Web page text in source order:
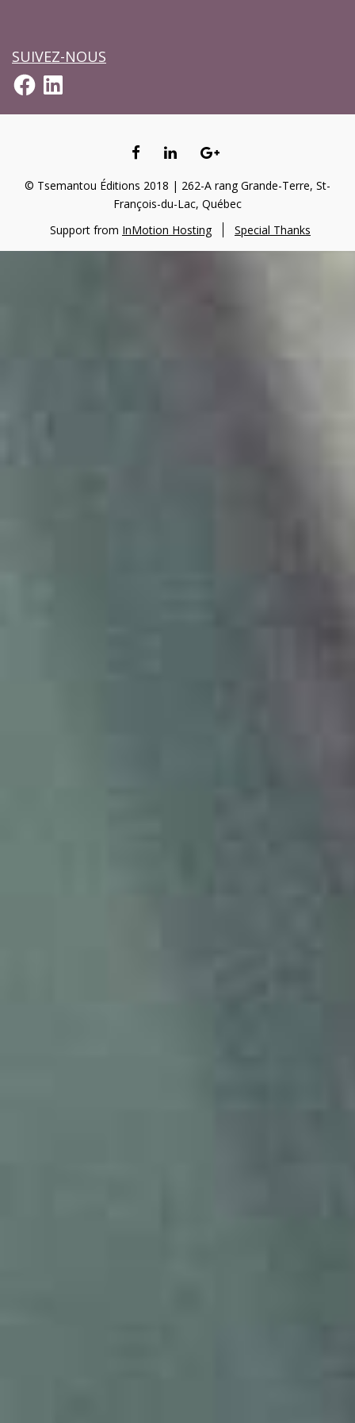
SUIVEZ-NOUS
Facebook
LinkedIn
FACEBOOKLINKEDINGOOGLE+
© Tsemantou Éditions 2018 | 262-A rang Grande-Terre, St-
François-du-Lac, Québec
Support from InMotion Hosting Special Thanks